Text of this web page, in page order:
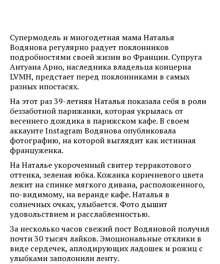
Супермодель и многодетная мама Наталья
Водянова регулярно радует поклонников
подробностями своей жизни во Франции. Супруга
Антуана Арно, наследника владельца концерна
LVMH, предстает перед поклонниками в самых
разных ипостасях.
На этот раз 39-летняя Наталья показала себя в роли
беззаботной парижанки, которая укрылась от
весеннего дождика в парижском кафе. В своем
аккаунте Instagram Водянова опубликовала
фотографию, на которой выглядит как истинная
француженка.
На Наталье укороченный свитер терракотового
оттенка, зеленая юбка. Кожанка коричневого цвета
лежит на спинке мягкого дивана, расположенного,
по-видимому, на веранде кафе. Наталья в
солнечных очках, улыбается. Фото дышит
удовольствием и расслабленностью.
За несколько часов свежий пост Водяновой получил
почти 30 тысяч лайков. Эмоциональные отклики в
виде сердечек, аплодирующих ладошек и рожиц с
улыбками заполонили ленту.